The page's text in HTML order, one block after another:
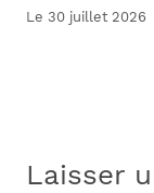
Le 30 juillet 2026
Laisser